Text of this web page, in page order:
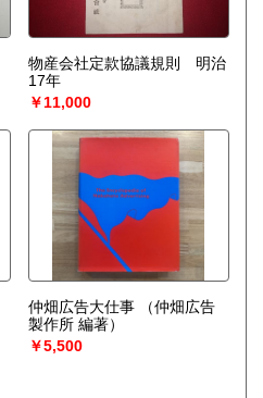
物産会社定款協議規則 明治
17年
￥11,000
仲畑広告大仕事
（仲畑広告
製作所 編著）
￥5,500